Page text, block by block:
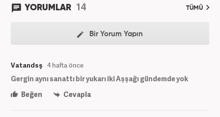
YORUMLAR 14 TÜMÜ
Bir Yorum Yapın
Vatandsş 4 hafta önce
Gergin aynı sanattı bir yukarı iki Aşşağı gündemde yok
Beğen
Cevapla